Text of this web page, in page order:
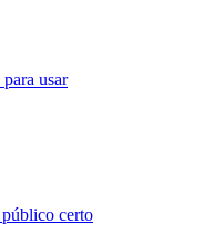
usar
público certo